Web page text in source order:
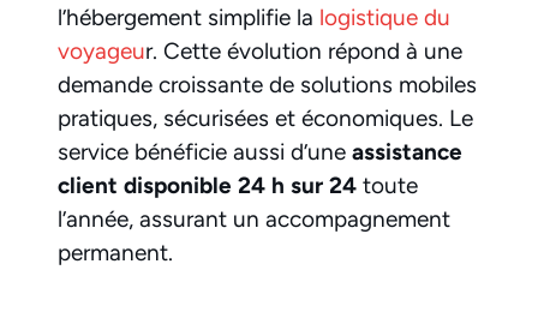
l’hébergement simplifie la logistique du
voyageur. Cette évolution répond à une
demande croissante de solutions mobiles
pratiques, sécurisées et économiques. Le
service bénéficie aussi d’une assistance
client disponible 24 h sur 24 toute
l’année, assurant un accompagnement
permanent.